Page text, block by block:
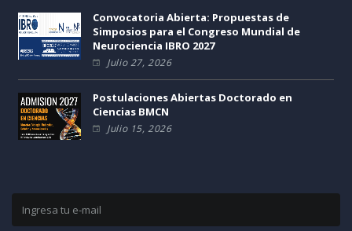
Convocatoria Abierta: Propuestas de
Simposios para el Congreso Mundial de
Neurociencia IBRO 2027
Julio 27, 2026
Postulaciones Abiertas Doctorado en
Ciencias BMCN
Julio 15, 2026